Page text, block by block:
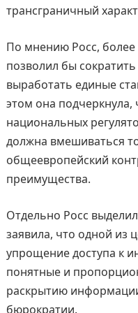
трансграничный
По мнению Росс,
позволил бы
выработать единые
этом она подчеркнула,
национальных
должна вмешиваться
общеевропейский
преимущества.
Отдельно Росс
заявила, что одной из
упрощение доступа к
понятные и
раскрытию
бюрократии.